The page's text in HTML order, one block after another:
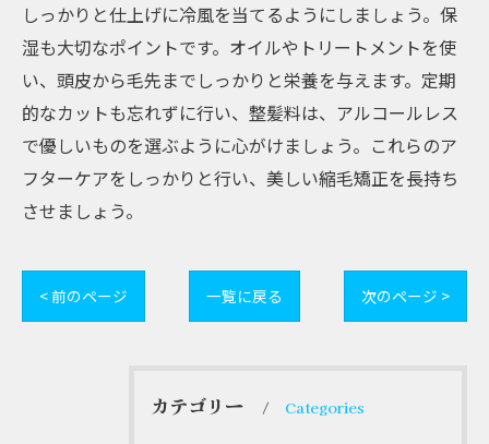
しっかりと仕上げに冷風を当てるようにしましょう。保
湿も大切なポイントです。オイルやトリートメントを使
い、頭皮から毛先までしっかりと栄養を与えます。定期
的なカットも忘れずに行い、整髪料は、アルコールレス
で優しいものを選ぶように心がけましょう。これらのア
フターケアをしっかりと行い、美しい縮毛矯正を長持ち
させましょう。
< 前のページ 一覧に戻る 次のページ >
カテゴリー Categories